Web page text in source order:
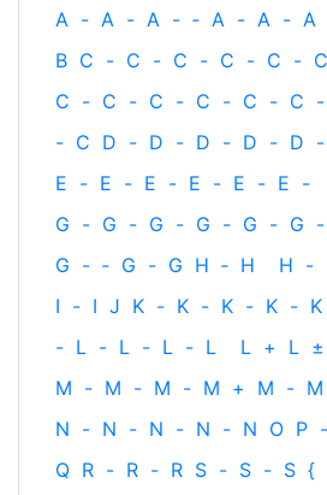
A - A - A - ‐ A - A - A
B C - C - C - C - C - C
C - C - C - C - C - C -
- C D - D - D - D - D -
E - E - E - E - E - E -
G - G - G - G - G - G -
G - ‐ G - G H ‐ H H -
I - I J K - K - K - K - K
- L - L - L - L L + L ±
M - M - M - M + M - M
N - N - N - N - N O P -
Q R - R - R S - S - S {